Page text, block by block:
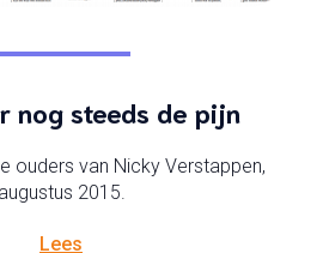
nog steeds de pijn
ouders van Nicky Verstappen,
augustus 2015.
Lees